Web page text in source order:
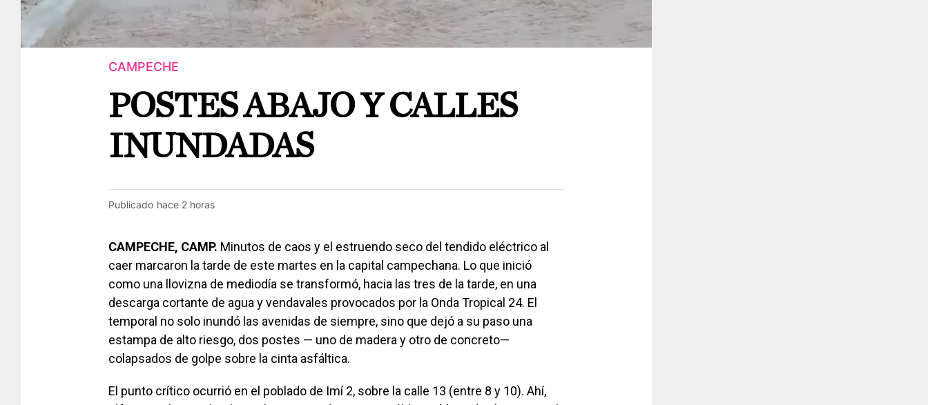
CAMPECHE
POSTES ABAJO Y CALLES
INUNDADAS
Publicado hace 2 horas
CAMPECHE, CAMP. Minutos de caos y el estruendo seco del tendido eléctrico al
caer marcaron la tarde de este martes en la capital campechana. Lo que inició
como una llovizna de mediodía se transformó, hacia las tres de la tarde, en una
descarga cortante de agua y vendavales provocados por la Onda Tropical 24. El
temporal no solo inundó las avenidas de siempre, sino que dejó a su paso una
estampa de alto riesgo, dos postes — uno de madera y otro de concreto—
colapsados de golpe sobre la cinta asfáltica.
El punto crítico ocurrió en el poblado de Imí 2, sobre la calle 13 (entre 8 y 10). Ahí,